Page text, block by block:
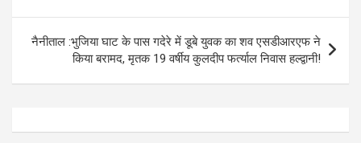
नैनीताल :भुजिया घाट के पास गदेरे में डूबे युवक का शव एसडीआरएफ ने
किया बरामद, मृतक 19 वर्षीय कुलदीप फर्त्याल निवास हल्द्वानी!